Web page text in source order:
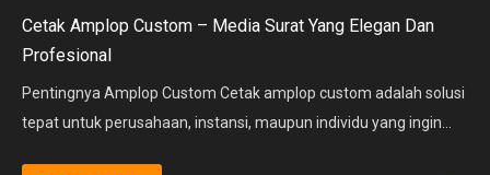
Cetak Amplop Custom – Media Surat Yang Elegan Dan
Profesional
Pentingnya Amplop Custom Cetak amplop custom adalah solusi
tepat untuk perusahaan, instansi, maupun individu yang ingin...